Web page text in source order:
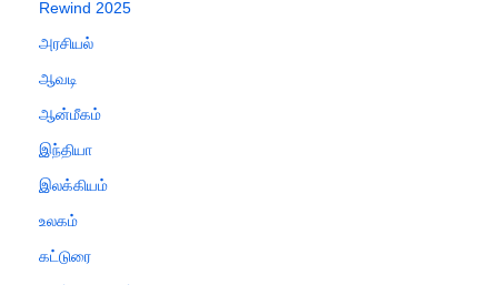
Rewind 2025
அரசியல்
ஆவடி
ஆன்மீகம்
இந்தியா
இலக்கியம்
உலகம்
கட்டுரை